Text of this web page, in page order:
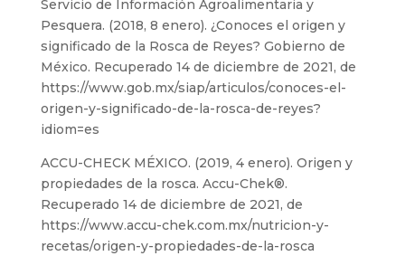
Servicio de Información Agroalimentaria y
Pesquera. (2018, 8 enero). ¿Conoces el origen y
significado de la Rosca de Reyes? Gobierno de
México. Recuperado 14 de diciembre de 2021, de
https://www.gob.mx/siap/articulos/conoces-el-
origen-y-significado-de-la-rosca-de-reyes?
idiom=es
ACCU-CHECK MÉXICO. (2019, 4 enero). Origen y
propiedades de la rosca. Accu-Chek®.
Recuperado 14 de diciembre de 2021, de
https://www.accu-chek.com.mx/nutricion-y-
recetas/origen-y-propiedades-de-la-rosca